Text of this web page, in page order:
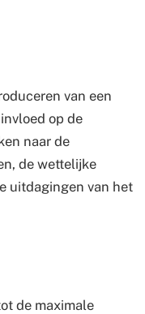
van een
op de
naar de
de wettelijke
uitdagingen van het
de maximale